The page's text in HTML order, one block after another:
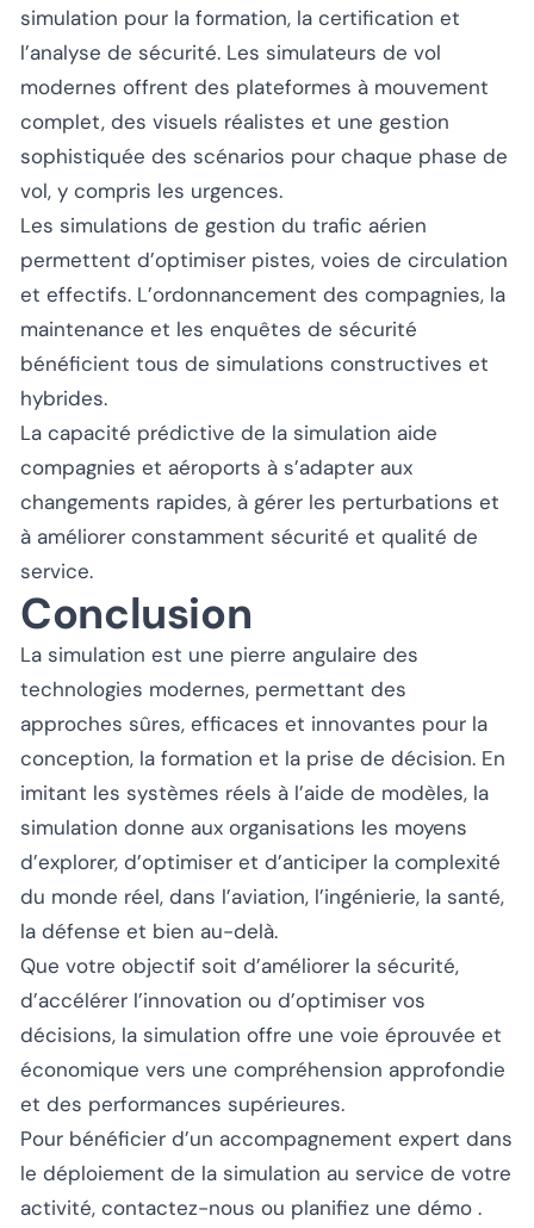
simulation pour la formation, la certification et
l’analyse de sécurité. Les simulateurs de vol
modernes offrent des plateformes à mouvement
complet, des visuels réalistes et une gestion
sophistiquée des scénarios pour chaque phase de
vol, y compris les urgences.
Les simulations de gestion du trafic aérien
permettent d’optimiser pistes, voies de circulation
et effectifs. L’ordonnancement des compagnies, la
maintenance et les enquêtes de sécurité
bénéficient tous de simulations constructives et
hybrides.
La capacité prédictive de la simulation aide
compagnies et aéroports à s’adapter aux
changements rapides, à gérer les perturbations et
à améliorer constamment sécurité et qualité de
service.
Conclusion
La simulation est une pierre angulaire des
technologies modernes, permettant des
approches sûres, efficaces et innovantes pour la
conception, la formation et la prise de décision. En
imitant les systèmes réels à l’aide de modèles, la
simulation donne aux organisations les moyens
d’explorer, d’optimiser et d’anticiper la complexité
du monde réel, dans l’aviation, l’ingénierie, la santé,
la défense et bien au-delà.
Que votre objectif soit d’améliorer la sécurité,
d’accélérer l’innovation ou d’optimiser vos
décisions, la simulation offre une voie éprouvée et
économique vers une compréhension approfondie
et des performances supérieures.
Pour bénéficier d’un accompagnement expert dans
le déploiement de la simulation au service de votre
activité, contactez-nous ou planifiez une démo .